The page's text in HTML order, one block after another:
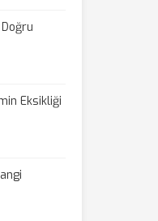
Eksikliği